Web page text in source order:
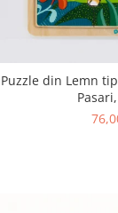
Puzzle din Lemn